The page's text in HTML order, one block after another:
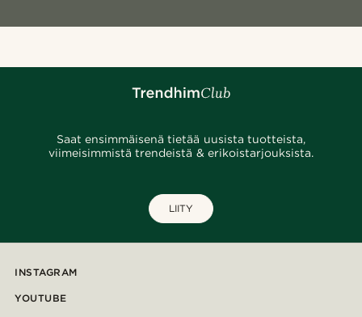
Saat ensimmäisenä tietää uusista tuotteista,
viimeisimmistä trendeistä & erikoistarjouksista.
LIITY
INSTAGRAM
YOUTUBE